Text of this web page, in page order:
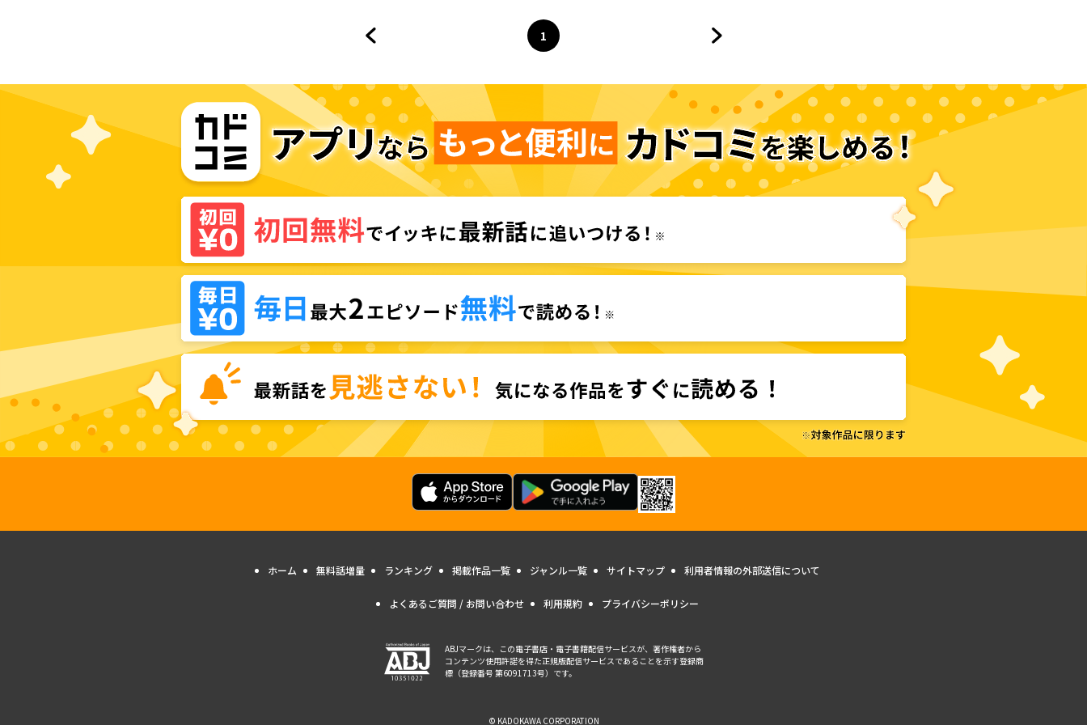
ページ
1
へ
ホーム 無料話増量 ランキング 掲載作品一覧 ジャンル一覧 サイトマップ 利用者情報の外部送信について
よくあるご質問 / お問い合わせ 利用規約 プライバシーポリシー
ABJマークは、この電子書店・電子書籍配信サービスが、著作権者から
コンテンツ使用許諾を得た正規版配信サービスであることを示す登録商
標（登録番号 第6091713号）です。
© KADOKAWA CORPORATION